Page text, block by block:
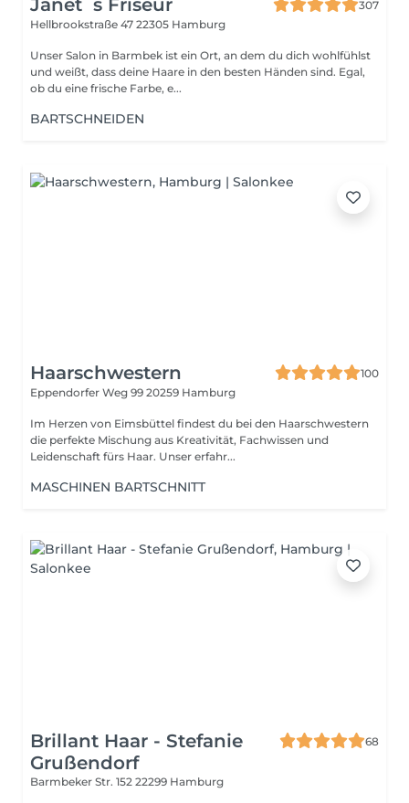
Janet`s Friseur
307
Hellbrookstraße 47 22305 Hamburg
Unser Salon in Barmbek ist ein Ort, an dem du dich wohlfühlst
und weißt, dass deine Haare in den besten Händen sind. Egal,
ob du eine frische Farbe, e...
BARTSCHNEIDEN
Haarschwestern
100
Eppendorfer Weg 99 20259 Hamburg
Im Herzen von Eimsbüttel findest du bei den Haarschwestern
die perfekte Mischung aus Kreativität, Fachwissen und
Leidenschaft fürs Haar. Unser erfahr...
MASCHINEN BARTSCHNITT
Brillant Haar - Stefanie
Grußendorf
68
Barmbeker Str. 152 22299 Hamburg